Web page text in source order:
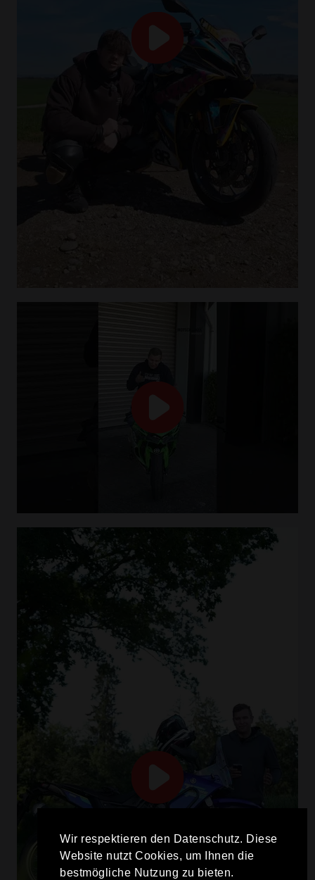
Wir respektieren den Datenschutz. Diese
Website nutzt Cookies, um Ihnen die
bestmögliche Nutzung zu bieten.